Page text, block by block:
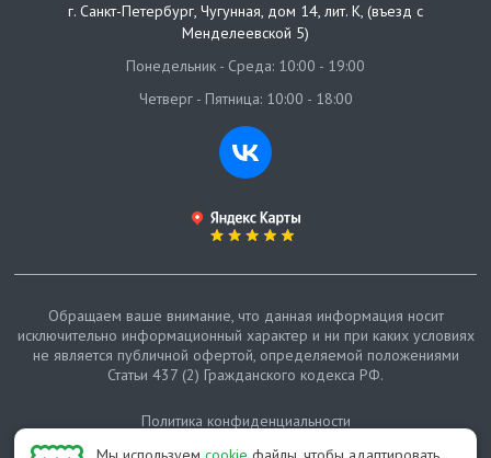
г. Санкт-Петербург, Чугунная, дом 14, лит. К, (въезд с
Менделеевской 5)
Понедельник - Среда: 10:00 - 19:00
Четверг - Пятница: 10:00 - 18:00
Обращаем ваше внимание, что данная информация носит
исключительно информационный характер и ни при каких условиях
не является публичной офертой, определяемой положениями
Статьи 437 (2) Гражданского кодекса РФ.
Политика конфиденциальности